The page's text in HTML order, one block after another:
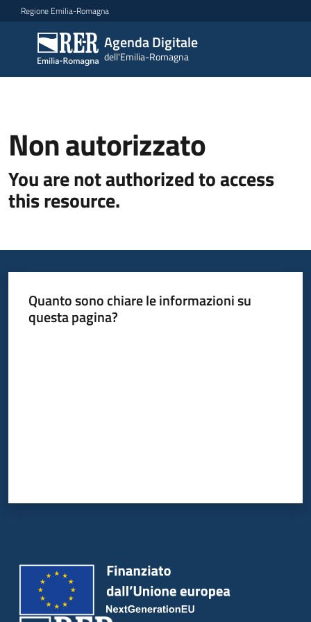
Vai al contenuto
Vai alla navigazione
Vai al footer
Regione Emilia-Romagna
Agenda Digitale
dell'Emilia-Romagna
Agenda
Digitale
dell'Emilia-
Novità
Strategia
Dati
del
territorio
Non autorizzato
You are not authorized to access
this resource.
Quanto sono chiare le informazioni su
questa pagina?